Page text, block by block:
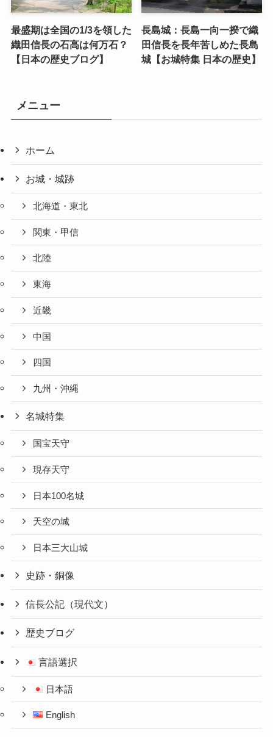
最盛期は全国の1/3を領した
織田信長の石高は何万石？
【日本の歴史ブログ】
長島城：長島一向一揆で織
田信長を長年苦しめた長島
城【お城特集 日本の歴史】
メニュー
ホーム
お城・城跡
北海道・東北
関東・甲信
北陸
東海
近畿
中国
四国
九州・沖縄
名城特集
国宝天守
現存天守
日本100名城
天空の城
日本三大山城
史跡・銅像
信長公記（現代文）
歴史ブログ
言語選択
日本語
English